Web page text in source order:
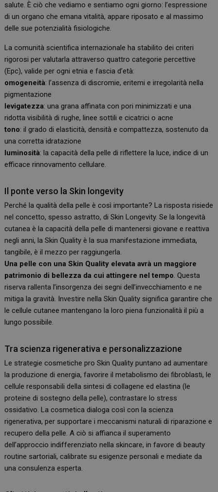
salute. È ciò che vediamo e sentiamo ogni giorno: l’espressione
di un organo che emana vitalità, appare riposato e al massimo
delle sue potenzialità fisiologiche.
La comunità scientifica internazionale ha stabilito dei criteri
rigorosi per valutarla attraverso quattro categorie percettive
(Epc), valide per ogni etnia e fascia d’età:
omogeneità: l’assenza di discromie, eritemi e irregolarità nella
pigmentazione
levigatezza: una grana affinata con pori minimizzati e una
ridotta visibilità di rughe, linee sottili e cicatrici o acne
tono: il grado di elasticità, densità e compattezza, sostenuto da
una corretta idratazione
luminosità: la capacità della pelle di riflettere la luce, indice di un
efficace rinnovamento cellulare.
Il ponte verso la Skin longevity
Perché la qualità della pelle è così importante? La risposta risiede
nel concetto, spesso astratto, di Skin Longevity. Se la longevità
cutanea è la capacità della pelle di mantenersi giovane e reattiva
negli anni, la Skin Quality è la sua manifestazione immediata,
tangibile, è il mezzo per raggiungerla.
Una pelle con una Skin Quality elevata avrà un maggiore
patrimonio di bellezza da cui attingere nel tempo. Questa
riserva rallenta l’insorgenza dei segni dell’invecchiamento e ne
mitiga la gravità. Investire nella Skin Quality significa garantire che
le cellule cutanee mantengano la loro piena funzionalità il più a
lungo possibile.
Tra scienza rigenerativa e personalizzazione
Le strategie cosmetiche pro Skin Quality puntano ad aumentare
la produzione di energia, favorire il metabolismo dei fibroblasti, le
cellule responsabili della sintesi di collagene ed elastina (le
proteine di sostegno della pelle), contrastare lo stress
ossidativo. La cosmetica dialoga così con la scienza
rigenerativa, per supportare i meccanismi naturali di riparazione e
recupero della pelle. A ciò si affianca il superamento
dell’approccio indifferenziato nella skincare, in favore di beauty
routine sartoriali, calibrate su esigenze personali e mediate da
una consulenza esperta.